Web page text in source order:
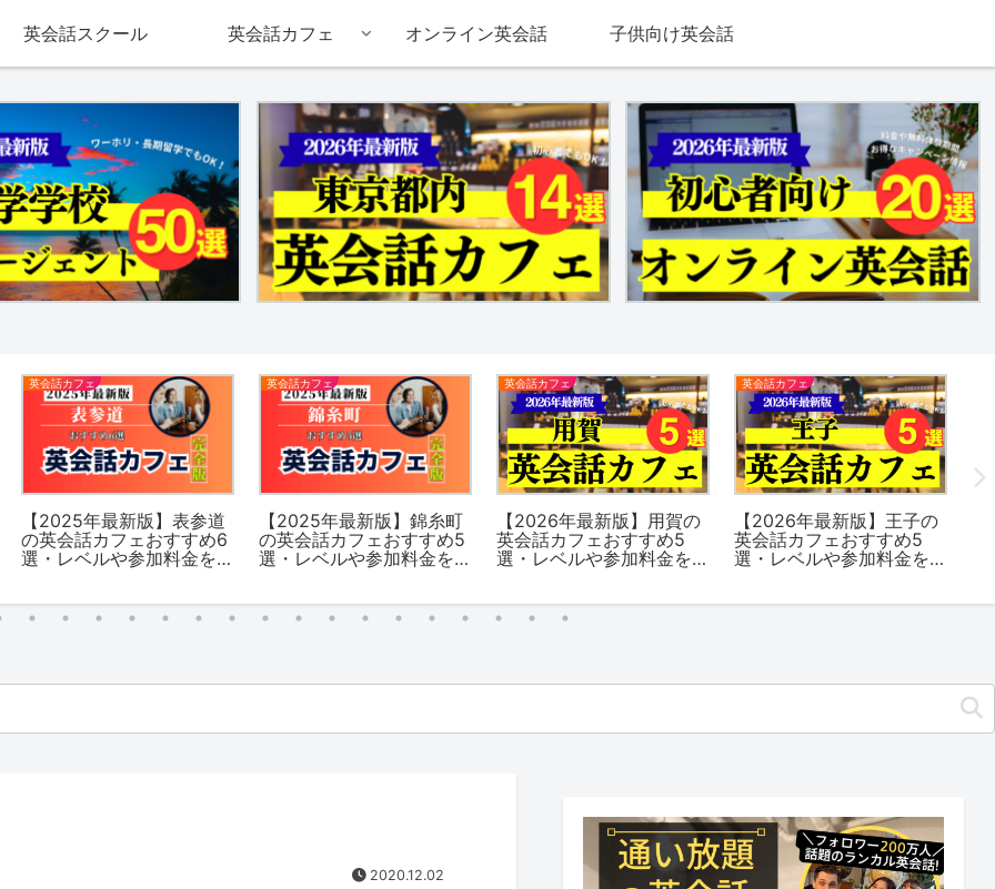
英会話スクール 英会話カフェ オンライン英会話 子供向け英会話
英会話カフェ
【2025年最新版】表参道
の英会話カフェおすすめ6
選・レベルや参加料金を
英会話カフェ
【2025年最新版】錦糸町
の英会話カフェおすすめ5
選・レベルや参加料金を
英会話カフェ
【2026年最新版】用賀の
英会話カフェおすすめ5
選・レベルや参加料金を
英会話カフェ
【2026年最新版】王子の
英会話カフェおすすめ5
選・レベルや参加料金を
2020.12.02